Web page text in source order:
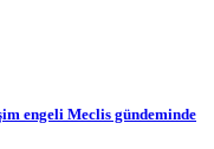
engeli Meclis gündeminde